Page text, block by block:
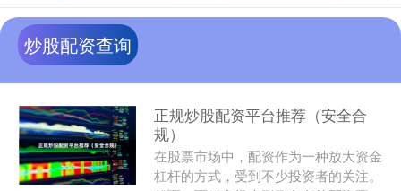
炒股配资查询
正规炒股配资平台推荐（安全合
规）
在股票市场中，配资作为一种放大资金
杠杆的方式，受到不少投资者的关注。